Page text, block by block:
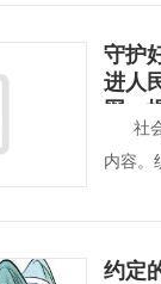
守护
进人
网，提
打
管、
社
内容。
约定